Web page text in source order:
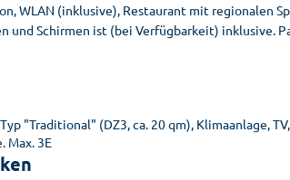
WLAN (inklusive), Restaurant mit regionalen
und Schirmen ist (bei Verfügbarkeit) inklusive.
"Traditional" (DZ3, ca. 20 qm), Klimaanlage,
Max. 3E